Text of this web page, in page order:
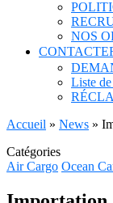
NOS
Liste
Accueil » News »
Catégories
Air Cargo Ocean